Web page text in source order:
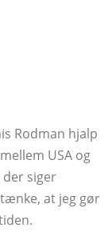
Rodman hjalp
USA og
siger
at jeg gør